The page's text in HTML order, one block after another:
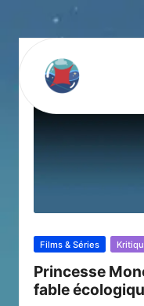
Posted
Films & Séries
Princesse
fable